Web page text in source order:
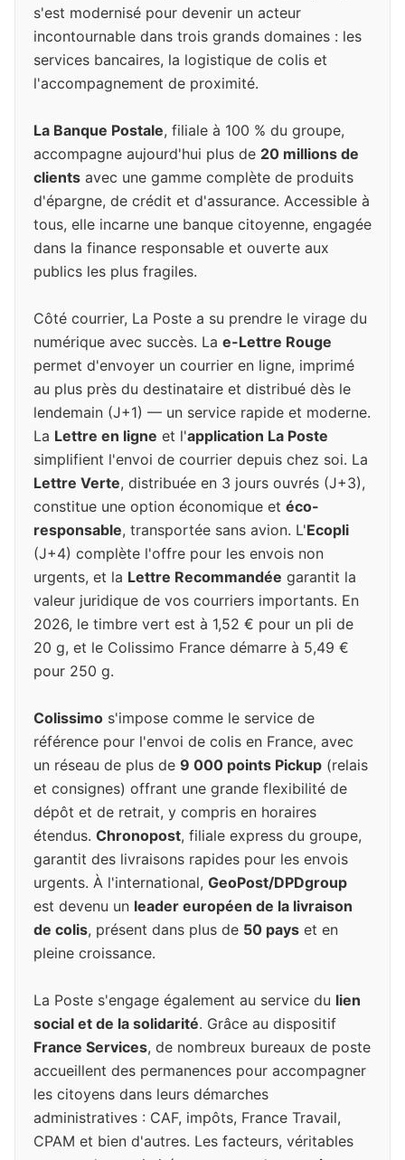
s'est modernisé pour devenir un acteur
incontournable dans trois grands domaines : les
services bancaires, la logistique de colis et
l'accompagnement de proximité.
La Banque Postale, filiale à 100 % du groupe,
accompagne aujourd'hui plus de 20 millions de
clients avec une gamme complète de produits
d'épargne, de crédit et d'assurance. Accessible à
tous, elle incarne une banque citoyenne, engagée
dans la finance responsable et ouverte aux
publics les plus fragiles.
Côté courrier, La Poste a su prendre le virage du
numérique avec succès. La e-Lettre Rouge
permet d'envoyer un courrier en ligne, imprimé
au plus près du destinataire et distribué dès le
lendemain (J+1) — un service rapide et moderne.
La Lettre en ligne et l'application La Poste
simplifient l'envoi de courrier depuis chez soi. La
Lettre Verte, distribuée en 3 jours ouvrés (J+3),
constitue une option économique et éco-
responsable, transportée sans avion. L'Ecopli
(J+4) complète l'offre pour les envois non
urgents, et la Lettre Recommandée garantit la
valeur juridique de vos courriers importants. En
2026, le timbre vert est à 1,52 € pour un pli de
20 g, et le Colissimo France démarre à 5,49 €
pour 250 g.
Colissimo s'impose comme le service de
référence pour l'envoi de colis en France, avec
un réseau de plus de 9 000 points Pickup (relais
et consignes) offrant une grande flexibilité de
dépôt et de retrait, y compris en horaires
étendus. Chronopost, filiale express du groupe,
garantit des livraisons rapides pour les envois
urgents. À l'international, GeoPost/DPDgroup
est devenu un leader européen de la livraison
de colis, présent dans plus de 50 pays et en
pleine croissance.
La Poste s'engage également au service du lien
social et de la solidarité. Grâce au dispositif
France Services, de nombreux bureaux de poste
accueillent des permanences pour accompagner
les citoyens dans leurs démarches
administratives : CAF, impôts, France Travail,
CPAM et bien d'autres. Les facteurs, véritables